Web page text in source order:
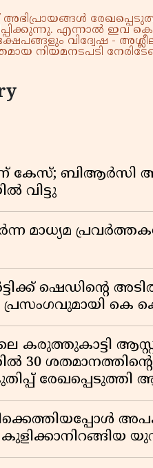
എന്നാൽ ഇവ
വിദ്വേഷ -
നിയമനടപടി
കേസ്; ബിആർസി
വിട്ടു
മാധ്യമ
ഷെഡിൻ്റെ
പ്രസംഗവുമായി കെ
കരുത്തുകാട്ടി
30
രേഖപ്പെടുത്തി